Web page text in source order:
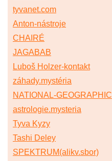
tyvanet.com
Anton-nástroje
CHAIRÉ
JAGABAB
Luboš Holzer-kontakt
záhady.mystéria
NATIONAL-GEOGRAPHIC
astrologie.mysteria
Tyva Kyzy
Tashi Deley
SPEKTRUM(alikv.sbor)